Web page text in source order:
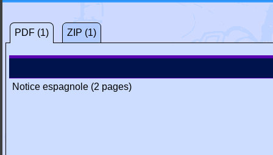
PDF (1) ZIP (1)
Notice espagnole (2 pages)